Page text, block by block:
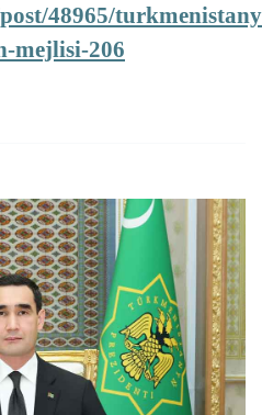
48965/
mejlisi-206